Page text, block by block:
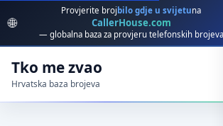
🌐
Provjerite broj bilo gdje u svijetuna
CallerHouse.com
— globalna baza za provjeru telefonskih brojeva
Tko me zvao
Hrvatska baza brojeva